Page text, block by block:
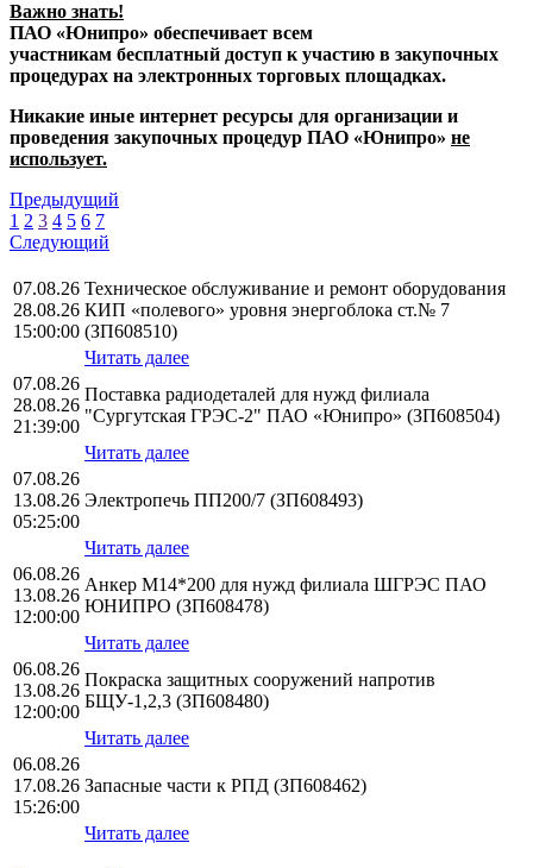
Важно знать!
ПАО «Юнипро» обеспечивает всем
участникам бесплатный доступ к участию в закупочных
процедурах на электронных торговых площадках.
Никакие иные интернет ресурсы для организации и
проведения закупочных процедур ПАО «Юнипро» не
использует.
Предыдущий
1 2 3 4 5 6 7
Следующий
07.08.26
28.08.26
15:00:00
Техническое обслуживание и ремонт оборудования
КИП «полевого» уровня энергоблока ст.№ 7
(ЗП608510)
Читать далее
07.08.26
28.08.26
21:39:00
Поставка радиодеталей для нужд филиала
"Сургутская ГРЭС-2" ПАО «Юнипро» (ЗП608504)
Читать далее
07.08.26
13.08.26
05:25:00
Электропечь ПП200/7 (ЗП608493)
Читать далее
06.08.26
13.08.26
12:00:00
Анкер М14*200 для нужд филиала ШГРЭС ПАО
ЮНИПРО (ЗП608478)
Читать далее
06.08.26
13.08.26
12:00:00
Покраска защитных сооружений напротив
БЩУ-1,2,3 (ЗП608480)
Читать далее
06.08.26
17.08.26
15:26:00
Запасные части к РПД (ЗП608462)
Читать далее